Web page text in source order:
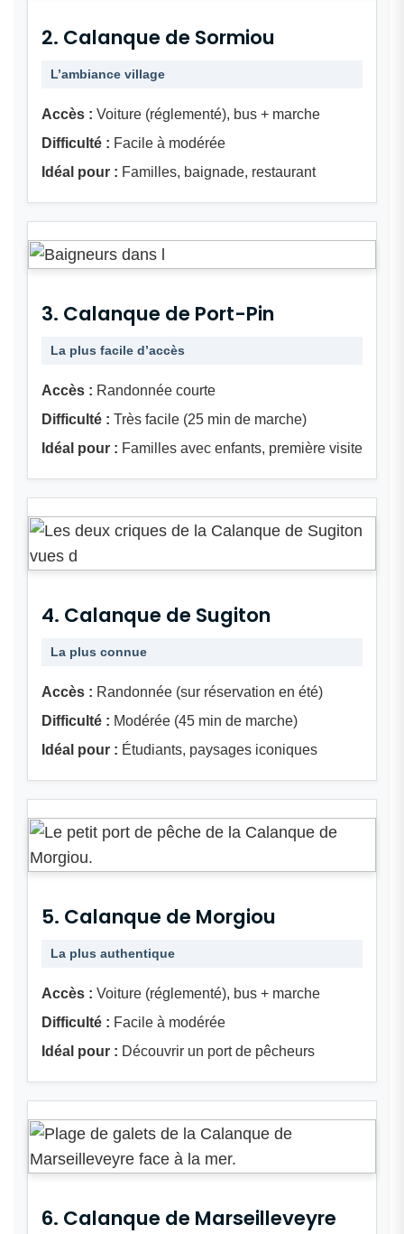
2. Calanque de Sormiou
L’ambiance village
Accès : Voiture (réglementé), bus + marche
Difficulté : Facile à modérée
Idéal pour : Familles, baignade, restaurant
3. Calanque de Port-Pin
La plus facile d’accès
Accès : Randonnée courte
Difficulté : Très facile (25 min de marche)
Idéal pour : Familles avec enfants, première visite
4. Calanque de Sugiton
La plus connue
Accès : Randonnée (sur réservation en été)
Difficulté : Modérée (45 min de marche)
Idéal pour : Étudiants, paysages iconiques
5. Calanque de Morgiou
La plus authentique
Accès : Voiture (réglementé), bus + marche
Difficulté : Facile à modérée
Idéal pour : Découvrir un port de pêcheurs
6. Calanque de Marseilleveyre